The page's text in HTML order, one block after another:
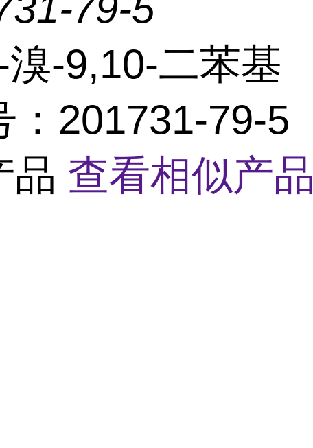
溴-9,10-二苯基
：201731-79-5
品 查看相似产品